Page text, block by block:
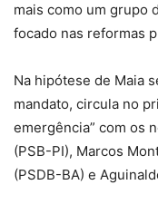
mais como um grupo
focado nas reformas
Na hipótese de Maia
mandato, circula no
emergência” com os
(PSB-PI), Marcos
(PSDB-BA) e